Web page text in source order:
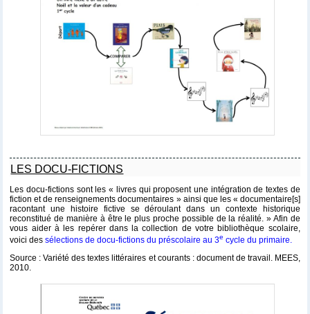
LES DOCU-FICTIONS
Les docu-fictions sont les « livres qui proposent une intégration de textes de
fiction et de renseignements documentaires » ainsi que les « documentaire[s]
racontant une histoire fictive se déroulant dans un contexte historique
reconstitué de manière à être le plus proche possible de la réalité. » Afin de
vous aider à les repérer dans la collection de votre bibliothèque scolaire,
voici dessélections de docu-fictions du préscolaire au 3e cycle du primaire.
Source : Variété des textes littéraires et courants : document de travail. MEES,
2010.